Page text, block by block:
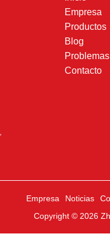
Empresa
Productos
Blog
Contacto
Empresa Noticias
Copyright © 2026